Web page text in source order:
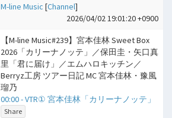
M-line Music [Channel]
2026/04/02 19:01:20 +0900
【M-line Music#239】宮本佳林 Sweet Box
2026「カリーナノッテ」／保田圭・矢口真
里「君に届け」／エムハロキッチン／
Berryz工房 ツアー日記 MC 宮本佳林・豫風
瑠乃
00:00 - VTR① 宮本佳林「カリーナノッテ」
Share